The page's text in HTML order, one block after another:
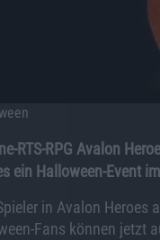
RTS-RPG Avalon
ein Halloween-Event
in Avalon
Fans können jetzt